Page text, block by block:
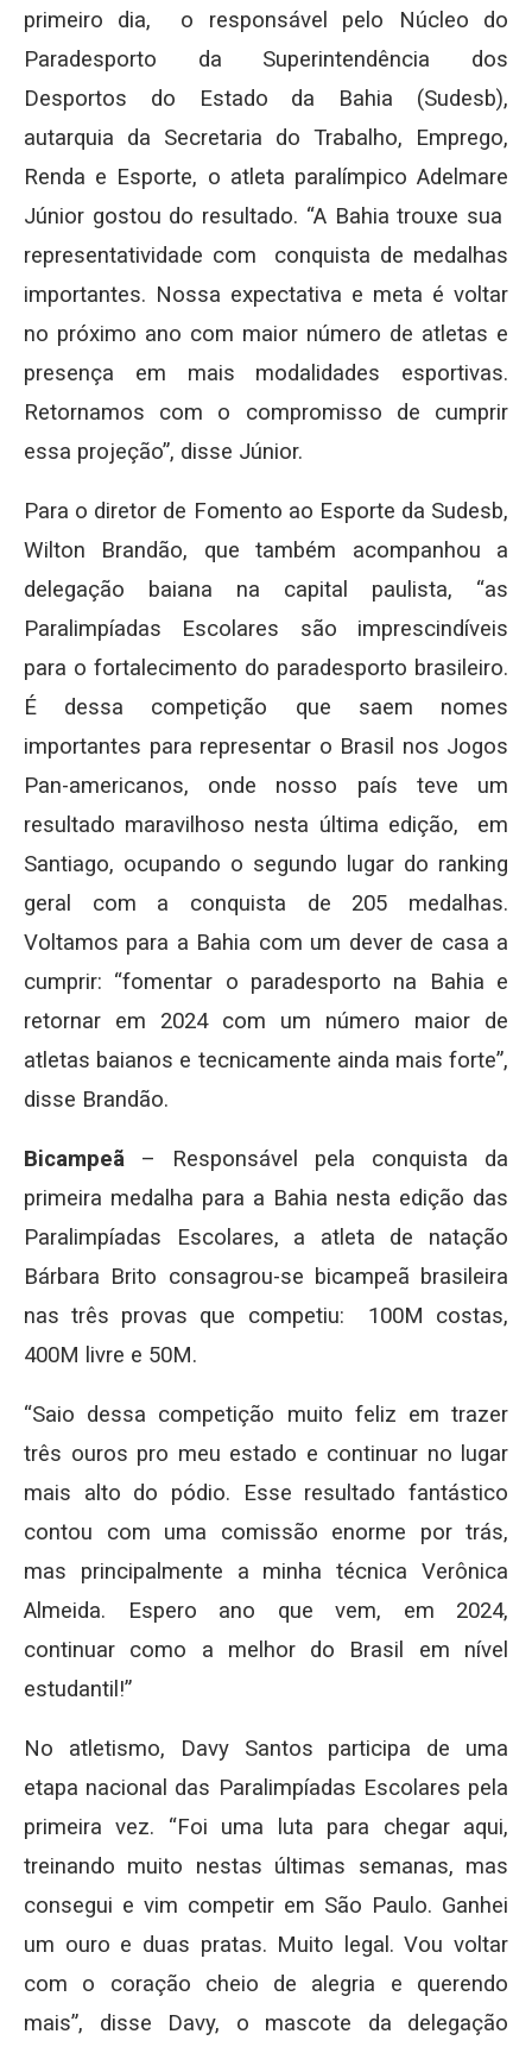
primeiro dia, o responsável pelo Núcleo do
Paradesporto da Superintendência dos
Desportos do Estado da Bahia (Sudesb),
autarquia da Secretaria do Trabalho, Emprego,
Renda e Esporte, o atleta paralímpico Adelmare
Júnior gostou do resultado. “A Bahia trouxe sua
representatividade com conquista de medalhas
importantes. Nossa expectativa e meta é voltar
no próximo ano com maior número de atletas e
presença em mais modalidades esportivas.
Retornamos com o compromisso de cumprir
essa projeção”, disse Júnior.
Para o diretor de Fomento ao Esporte da Sudesb,
Wilton Brandão, que também acompanhou a
delegação baiana na capital paulista, “as
Paralimpíadas Escolares são imprescindíveis
para o fortalecimento do paradesporto brasileiro.
É dessa competição que saem nomes
importantes para representar o Brasil nos Jogos
Pan-americanos, onde nosso país teve um
resultado maravilhoso nesta última edição, em
Santiago, ocupando o segundo lugar do ranking
geral com a conquista de 205 medalhas.
Voltamos para a Bahia com um dever de casa a
cumprir: “fomentar o paradesporto na Bahia e
retornar em 2024 com um número maior de
atletas baianos e tecnicamente ainda mais forte”,
disse Brandão.
Bicampeã – Responsável pela conquista da
primeira medalha para a Bahia nesta edição das
Paralimpíadas Escolares, a atleta de natação
Bárbara Brito consagrou-se bicampeã brasileira
nas três provas que competiu: 100M costas,
400M livre e 50M.
“Saio dessa competição muito feliz em trazer
três ouros pro meu estado e continuar no lugar
mais alto do pódio. Esse resultado fantástico
contou com uma comissão enorme por trás,
mas principalmente a minha técnica Verônica
Almeida. Espero ano que vem, em 2024,
continuar como a melhor do Brasil em nível
estudantil!”
No atletismo, Davy Santos participa de uma
etapa nacional das Paralimpíadas Escolares pela
primeira vez. “Foi uma luta para chegar aqui,
treinando muito nestas últimas semanas, mas
consegui e vim competir em São Paulo. Ganhei
um ouro e duas pratas. Muito legal. Vou voltar
com o coração cheio de alegria e querendo
mais”, disse Davy, o mascote da delegação